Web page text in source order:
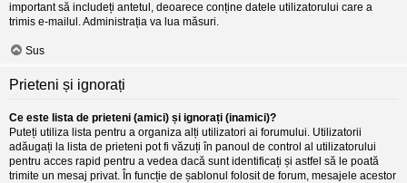
important să includeți antetul, deoarece conține datele utilizatorului care a
trimis e-mailul. Administrația va lua măsuri.
Sus
Prieteni și ignorați
Ce este lista de prieteni (amici) și ignorați (inamici)?
Puteți utiliza lista pentru a organiza alți utilizatori ai forumului. Utilizatorii
adăugați la lista de prieteni pot fi văzuți în panoul de control al utilizatorului
pentru acces rapid pentru a vedea dacă sunt identificați și astfel să le poată
trimite un mesaj privat. În funcție de șablonul folosit de forum, mesajele acestor